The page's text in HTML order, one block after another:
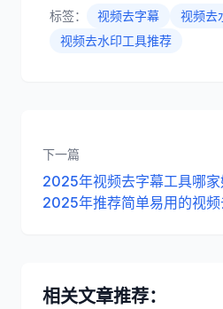
标签： 视频去字幕 视频去
视频去水印工具推荐
下一篇
2025年视频去字幕工具哪
2025年推荐简单易用的视频去字
相关文章推荐：